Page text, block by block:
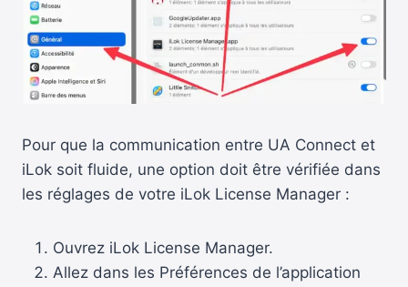
Pour que la communication entre UA Connect et
iLok soit fluide, une option doit être vérifiée dans
les réglages de votre iLok License Manager :
Ouvrez iLok License Manager.
Allez dans les Préférences de l’application